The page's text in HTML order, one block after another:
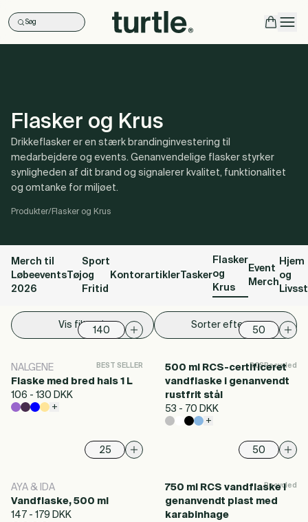
Søg
Flasker og Krus
Drikkeflasker er en stærk brandinginvestering til
medarbejdere og events. Genanvendelige flasker styrker
synligheden af dit brand og signalerer kvalitet, funktionalitet
og omtanke for miljøet.
Produkter/ Flasker og Krus
Merch til
Løbeevents
2026
Tøj
Sport
og
Fritid
Kontorartikler Tasker
Flasker
og
Krus
Event
Merch
Hjem
og
Vis filter Sorter efter
BEST SELLER
NALGENE
Flaske med bred hals 1 L
106 - 130 DKK
+
RCSRecycled
500 ml RCS-certificeret
vandflaske i genanvendt
rustfrit stål
53 - 70 DKK
+
AYA & IDA
Vandflaske, 500 ml
147 - 179 DKK
Recycled
750 ml RCS vandflaske i
genanvendt plast med
karabinhage